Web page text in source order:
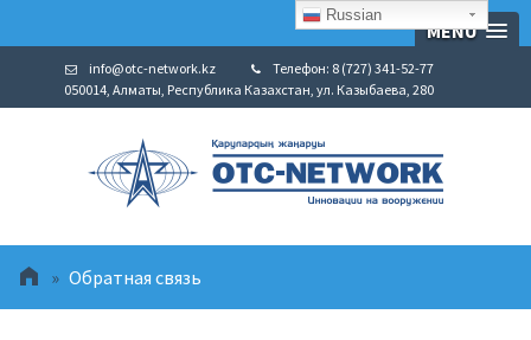
MENU
info@otc-network.kz
Телефон: 8 (727) 341-52-77
050014, Алматы, Республика Казахстан, ул. Казыбаева, 280
» Обратная связь
Russian